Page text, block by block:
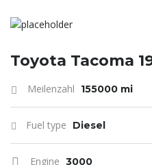
Toyota Tacoma
Meilenzahl 155000 mi
Fuel type Diesel
Engine 3000